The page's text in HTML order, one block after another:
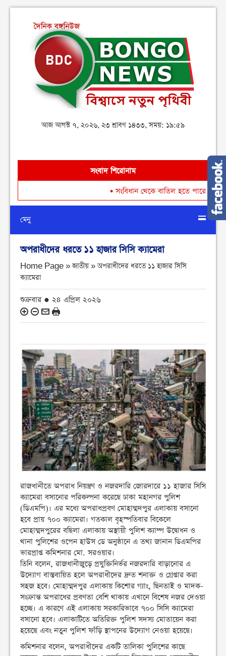
আজ আগস্ট ৭, ২০২৬, ২৩ শ্রাবণ ১৪৩৩, সময়: ১৯:৫৯
সংবাদ শিরোনাম
সংবিধান থেকে বাতিল হতে পারে শেখ মুজিবুর
মেনু
অপরাধীদের ধরতে ১১ হাজার সিসি ক্যামেরা
Home Page » জাতীয় »অপরাধীদের ধরতে ১১ হাজার সিসি
ক্যামেরা
শুক্রবার ● ২৪ এপ্রিল ২০২৬
রাজধানীতে অপরাধ নিয়ন্ত্রণ ও নজরদারি জোরদারে ১১ হাজার সিসি
ক্যামেরা বসানোর পরিকল্পনা করেছে ঢাকা মহানগর পুলিশ
(ডিএমপি)। এর মধ্যে অপরাধপ্রবণ মোহাম্মদপুর এলাকায় বসানো
হবে প্রায় ৭০০ ক্যামেরা। গতকাল বৃহস্পতিবার বিকেলে
মোহাম্মদপুরের বছিলা এলাকায় অস্থায়ী পুলিশ ক্যাম্প উদ্বোধন ও
থানা পুলিশের ওপেন হাউস ডে অনুষ্ঠানে এ তথ্য জানান ডিএমপির
ভারপ্রাপ্ত কমিশনার মো. সরওয়ার।
তিনি বলেন, রাজধানীজুড়ে প্রযুক্তিনির্ভর নজরদারি বাড়ানোর এ
উদ্যোগ বাস্তবায়িত হলে অপরাধীদের দ্রুত শনাক্ত ও গ্রেপ্তার করা
সহজ হবে। মোহাম্মদপুর এলাকায় কিশোর গ্যাং, ছিনতাই ও মাদক-
সংক্রান্ত অপরাধের প্রবণতা বেশি থাকায় এখানে বিশেষ নজর দেওয়া
হচ্ছে। এ কারণে এই এলাকায় সরকারিভাবে ৭০০ সিসি ক্যামেরা
বসানো হবে। এলাকাটিতে অতিরিক্ত পুলিশ সদস্য মোতায়েন করা
হয়েছে এবং নতুন পুলিশ ফাঁড়ি স্থাপনের উদ্যোগ নেওয়া হয়েছে।
কমিশনার বলেন, অপরাধীদের একটি তালিকা পুলিশের কাছে